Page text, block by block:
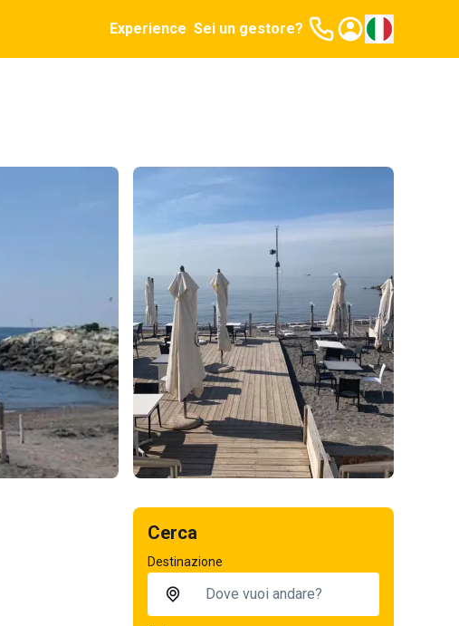
Experience Sei un gestore?
Cerca
Destinazione